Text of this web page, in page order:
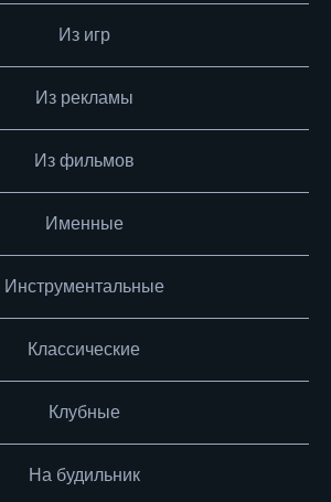
Из игр
Из рекламы
Из фильмов
Именные
Инструментальные
Классические
Клубные
На будильник